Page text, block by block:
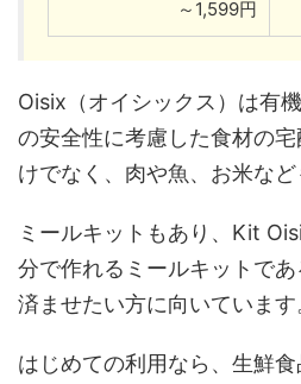
～1,599円
Oisix（オイシックス）は有
の安全性に考慮した食材の
けでなく、肉や魚、お米など
ミールキットもあり、Kit
分で作れるミールキットで
済ませたい方に向いています
はじめての利用なら、生鮮